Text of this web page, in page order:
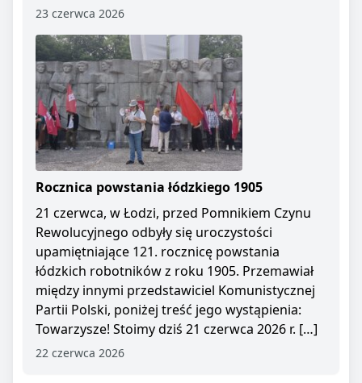
23 czerwca 2026
Rocznica powstania łódzkiego 1905
21 czerwca, w Łodzi, przed Pomnikiem Czynu
Rewolucyjnego odbyły się uroczystości
upamiętniające 121. rocznicę powstania
łódzkich robotników z roku 1905. Przemawiał
między innymi przedstawiciel Komunistycznej
Partii Polski, poniżej treść jego wystąpienia:
Towarzysze! Stoimy dziś 21 czerwca 2026 r. […]
22 czerwca 2026